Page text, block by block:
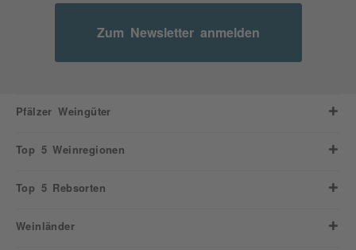
Zum Newsletter anmelden
Pfälzer Weingüter
Top 5 Weinregionen
Top 5 Rebsorten
Weinländer